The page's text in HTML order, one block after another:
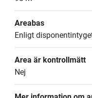
Areabas
Enligt
Area är kontrollmätt
Nej